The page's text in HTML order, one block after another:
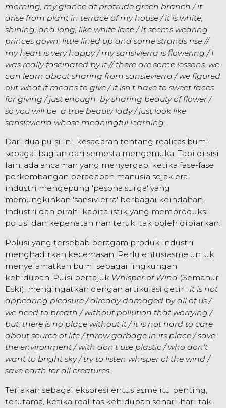
morning, my glance at protrude green branch / it
arise from plant in terrace of my house / it is white,
shining, and long, like white lace / It seems wearing
princes gown, little lined up and some strands rise //
my heart is very happy / my sansivierra is flowering / I
was really fascinated by it // there are some lessons, we
can learn about sharing from sansievierra / we figured
out what it means to give / it isn't have to sweet faces
for giving / just enough by sharing beauty of flower /
so you will be a true beauty lady / just look like
sansievierra whose meaningful learning|.
Dari dua puisi ini, kesadaran tentang realitas bumi
sebagai bagian dari semesta mengemuka. Tapi di sisi
lain, ada ancaman yang menyergap, ketika fase-fase
perkembangan peradaban manusia sejak era
industri mengepung 'pesona surga' yang
memungkinkan 'sansivierra' berbagai keindahan.
Industri dan birahi kapitalistik yang memproduksi
polusi dan kepenatan nan teruk, tak boleh dibiarkan.
Polusi yang tersebab beragam produk industri
menghadirkan kecemasan. Perlu entusiasme untuk
menyelamatkan bumi sebagai lingkungan
kehidupan. Puisi bertajuk Whisper of Wind (Semanur
Eski), mengingatkan dengan artikulasi getir : it is not
appearing pleasure / already damaged by all of us /
we need to breath / without pollution that worrying /
but, there is no place without it / it is not hard to care
about source of life / throw garbage in its place / save
the environment / with don't use plastic / who don't
want to bright sky / try to listen whisper of the wind /
save earth for all creatures.
Teriakan sebagai ekspresi entusiasme itu penting,
terutama, ketika realitas kehidupan sehari-hari tak